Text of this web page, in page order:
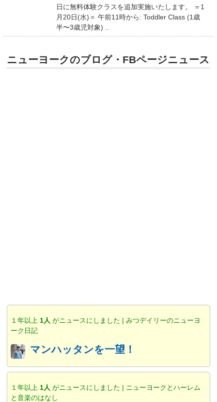
日に無料体験クラスを追加実施いたします。 ＝1
月20日(水)＝ 午前11時から: Toddler Class (1歳
半〜3歳児対象) ..
ニューヨークのブログ・FBページニュース
１年以上 1人 がニュースにしました | みつデイリーのニューヨ
ーク日記
マンハッタンを一望！
１年以上 1人 がニュースにしました | ニューヨークとハーレム
と音楽のはなし